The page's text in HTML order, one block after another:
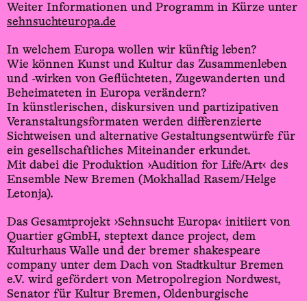
Weiter Informationen und Programm in Kürze unter
sehnsuchteuropa.de
In welchem Europa wollen wir künftig leben?
Wie können Kunst und Kultur das Zusammenleben
und -wirken von Geflüchteten, Zugewanderten und
Beheimateten in Europa verändern?
In künstlerischen, diskursiven und partizipativen
Veranstaltungsformaten werden differenzierte
Sichtweisen und alternative Gestaltungsentwürfe für
ein gesellschaftliches Miteinander erkundet.
Mit dabei die Produktion ›Audition for Life/Art‹ des
Ensemble New Bremen (Mokhallad Rasem/Helge
Letonja).
Das Gesamtprojekt ›Sehnsucht Europa‹ initiiert von
Quartier gGmbH, steptext dance project, dem
Kulturhaus Walle und der bremer shakespeare
company unter dem Dach von Stadtkultur Bremen
e.V. wird gefördert von Metropolregion Nordwest,
Senator für Kultur Bremen, Oldenburgische